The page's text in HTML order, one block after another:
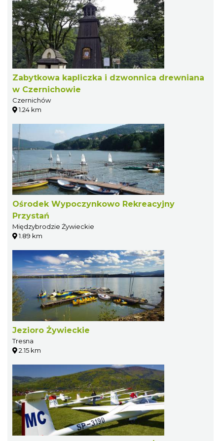
Zabytkowa kapliczka i dzwonnica drewniana
w Czernichowie
Czernichów
1.24 km
Ośrodek Wypoczynkowo Rekreacyjny
Przystań
Międzybrodzie Żywieckie
1.89 km
Jezioro Żywieckie
Tresna
2.15 km